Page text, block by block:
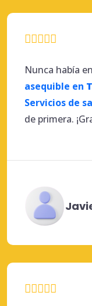
Nunca había
asequible en
Servicios de
de primera.